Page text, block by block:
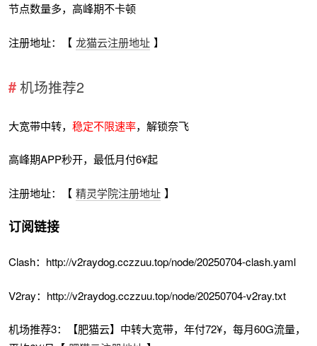
节点数量多，高峰期不卡顿
注册地址：【 龙猫云注册地址 】
机场推荐2
大宽带中转，稳定不限速率，解锁奈飞
高峰期APP秒开，最低月付6¥起
注册地址：【 精灵学院注册地址 】
订阅链接
Clash：http://v2raydog.cczzuu.top/node/20250704-clash.yaml
V2ray：http://v2raydog.cczzuu.top/node/20250704-v2ray.txt
机场推荐3：【肥猫云】中转大宽带，年付72¥，每月60G流量，